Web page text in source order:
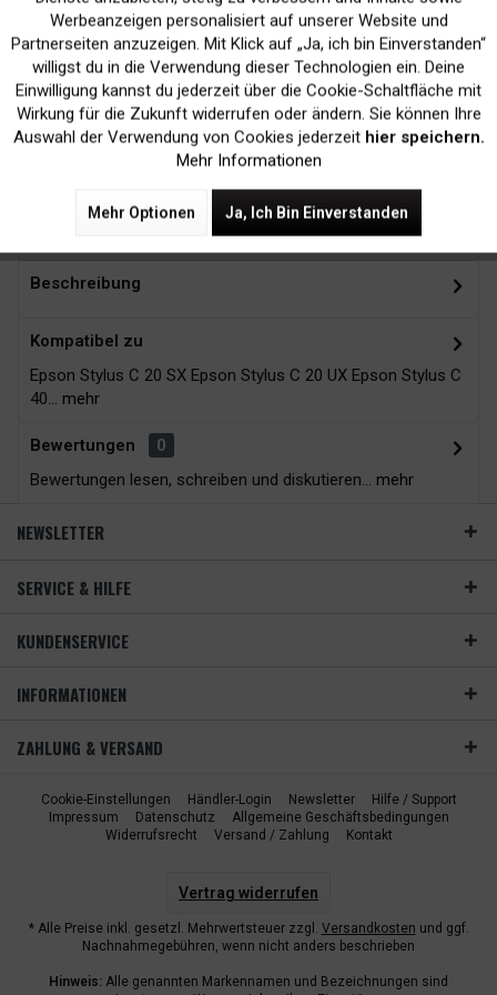
Kein Verlust der
Druckergarantie
Versand innerhalb von
24H*
Zubehör 3
Beschreibung
Kompatibel zu
Epson Stylus C 20 SX Epson Stylus C 20 UX Epson Stylus C
40... mehr
Bewertungen
0
Bewertungen lesen, schreiben und diskutieren... mehr
NEWSLETTER
SERVICE & HILFE
KUNDENSERVICE
INFORMATIONEN
ZAHLUNG & VERSAND
Cookie-Einstellungen Händler-Login Newsletter
Hilfe / Support
Impressum
Datenschutz
Allgemeine Geschäftsbedingungen
Widerrufsrecht
Versand / Zahlung Kontakt
Vertrag widerrufen
* Alle Preise inkl. gesetzl. Mehrwertsteuer zzgl. Versandkosten und ggf.
Nachnahmegebühren, wenn nicht anders beschrieben
Hinweis: Alle genannten Markennamen und Bezeichnungen sind
Marketing Inaktiv
Tracking Inaktiv
Werbeanzeigen personalisiert auf unserer Website und
Partnerseiten anzuzeigen. Mit Klick auf „Ja, ich bin Einverstanden“
willigst du in die Verwendung dieser Technologien ein. Deine
Einwilligung kannst du jederzeit über die Cookie-Schaltfläche mit
Wirkung für die Zukunft widerrufen oder ändern. Sie können Ihre
Auswahl der Verwendung von Cookies jederzeit hier speichern.
Mehr Informationen
Mehr Optionen Ja, Ich Bin Einverstanden